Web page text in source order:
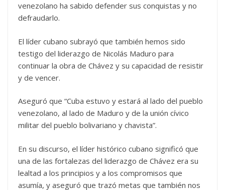
venezolano ha sabido defender sus conquistas y no
defraudarlo.
El líder cubano subrayó que también hemos sido
testigo del liderazgo de Nicolás Maduro para
continuar la obra de Chávez y su capacidad de resistir
y de vencer.
Aseguró que “Cuba estuvo y estará al lado del pueblo
venezolano, al lado de Maduro y de la unión cívico
militar del pueblo bolivariano y chavista”.
En su discurso, el líder histórico cubano significó que
una de las fortalezas del liderazgo de Chávez era su
lealtad a los principios y a los compromisos que
asumía, y aseguró que trazó metas que también nos